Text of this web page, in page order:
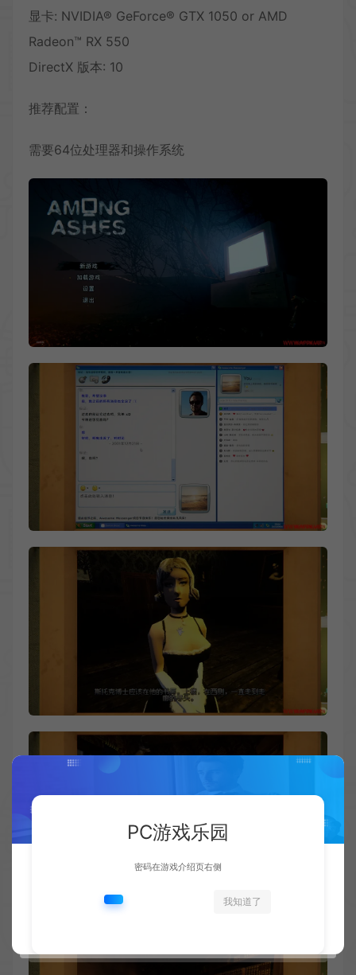
显卡: NVIDIA® GeForce® GTX 1050 or AMD
Radeon™ RX 550
DirectX 版本: 10
推荐配置：
需要64位处理器和操作系统
PC游戏乐园
密码在游戏介绍页右侧
我知道了